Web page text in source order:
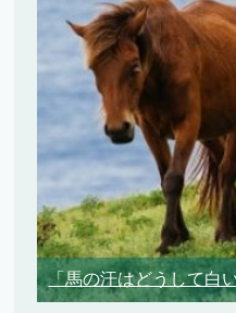
「馬の汗はどうして白